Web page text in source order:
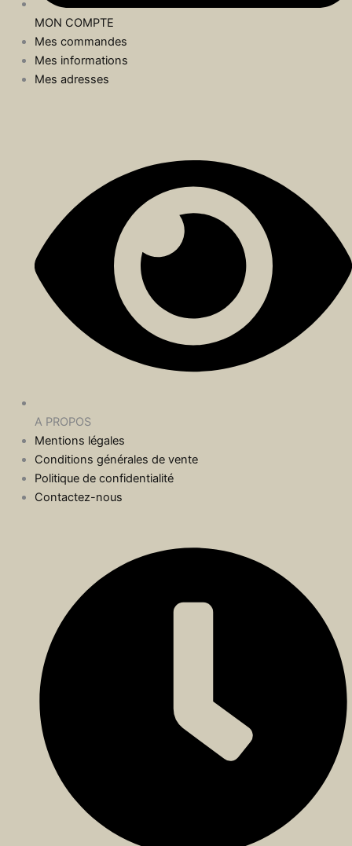
MON COMPTE
Mes commandes
Mes informations
Mes adresses
A PROPOS
Mentions légales
Conditions générales de vente
Politique de confidentialité
Contactez-nous